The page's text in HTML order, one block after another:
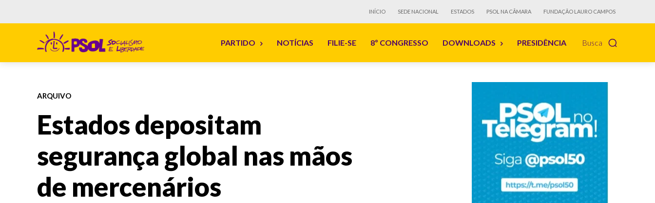
INÍCIO SEDE NACIONAL ESTADOS PSOL NA CÂMARA FUNDAÇÃO LAURO CAMPOS
Busca
PARTIDO NOTÍCIAS FILIE-SE 8º CONGRESSO DOWNLOADS PRESIDÊNCIA
ARQUIVO
Estados depositam
segurança global nas mãos
de mercenários